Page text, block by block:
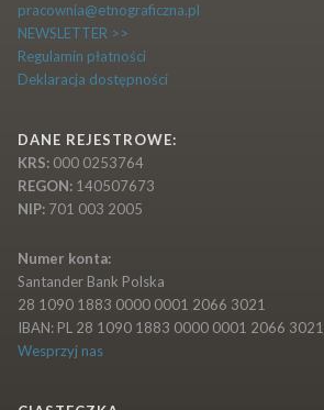
pracownia@etnograficzna.pl
NEWSLETTER >>
Regulamin płatności
Deklaracja dostępności
DANE REJESTROWE:
KRS:000 0253764
REGON:140507673
NIP:701 003 2005
Numer konta:
Santander Bank Polska
28 1090 1883 0000 0001 2066 3021
IBAN: PL 28 1090 1883 0000 0001 2066 3021
Wesprzyj nas